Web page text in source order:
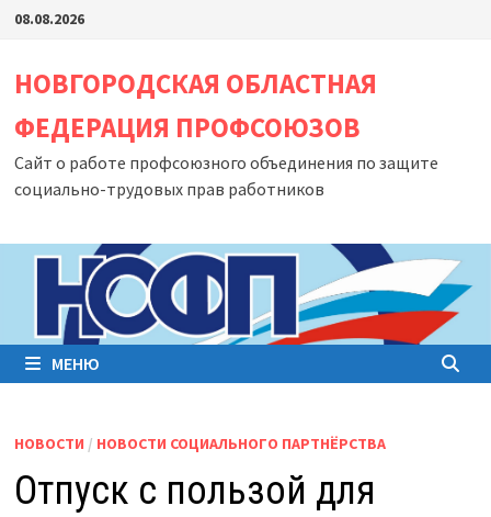
Перейти
содержимому
08.08.2026
НОВГОРОДСКАЯ ОБЛАСТНАЯ
ФЕДЕРАЦИЯ ПРОФСОЮЗОВ
Сайт о работе профсоюзного объединения по защите
социально-трудовых прав работников
МЕНЮ
НОВОСТИ / НОВОСТИ СОЦИАЛЬНОГО ПАРТНЁРСТВА
Отпуск с пользой для